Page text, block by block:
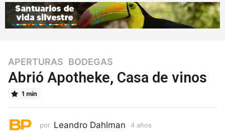
4
a
ñ
o
4
a
APERTURAS ,BODEGAS
Abrió Apotheke, Casa de vinos
1 min
por Leandro Dahlman 4 años